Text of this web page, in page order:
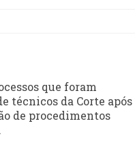
que foram
técnicos da Corte após
de procedimentos